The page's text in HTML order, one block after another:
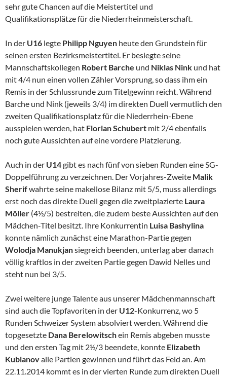
sehr gute Chancen auf die Meistertitel und
Qualifikationsplätze für die Niederrheinmeisterschaft.
In der U16 legte Philipp Nguyen heute den Grundstein für
seinen ersten Bezirksmeistertitel. Er besiegte seine
Mannschaftskollegen Robert Barche und Niklas Nink und hat
mit 4/4 nun einen vollen Zähler Vorsprung, so dass ihm ein
Remis in der Schlussrunde zum Titelgewinn reicht. Während
Barche und Nink (jeweils 3/4) im direkten Duell vermutlich den
zweiten Qualifikationsplatz für die Niederrhein-Ebene
ausspielen werden, hat Florian Schubert mit 2/4 ebenfalls
noch gute Aussichten auf eine vordere Platzierung.
Auch in der U14gibt es nach fünf von sieben Runden eine SG-
Doppelführung zu verzeichnen. Der Vorjahres-Zweite Malik
Sherifwahrte seine makellose Bilanz mit 5/5, muss allerdings
erst noch das direkte Duell gegen die zweitplazierte Laura
Möller (4½/5) bestreiten, die zudem beste Aussichten auf den
Mädchen-Titel besitzt. Ihre Konkurrentin Luisa Bashylina
konnte nämlich zunächst eine Marathon-Partie gegen
Wolodja Manukjansiegreich beenden, unterlag aber danach
völlig kraftlos in der zweiten Partie gegen Dawid Nelles und
steht nun bei 3/5.
Zwei weitere junge Talente aus unserer Mädchenmannschaft
sind auch die Topfavoriten in der U12-Konkurrenz, wo 5
Runden Schweizer System absolviert werden. Während die
topgesetzte Dana Berelowitschein Remis abgeben musste
und den ersten Tag mit 2½/3 beendete, konnte Elizabeth
Kublanovalle Partien gewinnen und führt das Feld an. Am
22.11.2014 kommt es in der vierten Runde zum direkten Duell